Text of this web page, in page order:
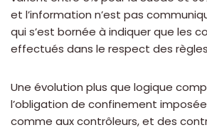
et l’information n’est pas
qui s’est bornée à indiquer que les
effectués dans le respect des
Une évolution plus que logique
l’obligation de confinement
comme aux contrôleurs, et des